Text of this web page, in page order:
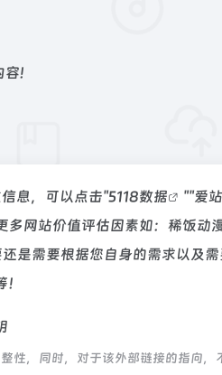
容!
息，可以点击"5118数据 ""爱
网站价值评估因素如：稀饭动
是需要根据您自身的需求以及
性，同时，对于该外部链接的指向，